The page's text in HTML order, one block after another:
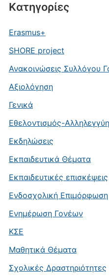
Kατηγορίες
Erasmus+
SHORE project
Ανακοινώσεις Συλλόγου
Αξιολόγηση
Γενικά
Εθελοντισμός-Αλληλεγγύη
Εκδηλώσεις
Εκπαιδευτικά Θέματα
Εκπαιδευτικές επισκέψεις
Ενδοσχολική Επιμόρφωση
Ενημέρωση Γονέων
ΚΣΕ
Μαθητικά Θέματα
Σχολικές Δραστηριότητες